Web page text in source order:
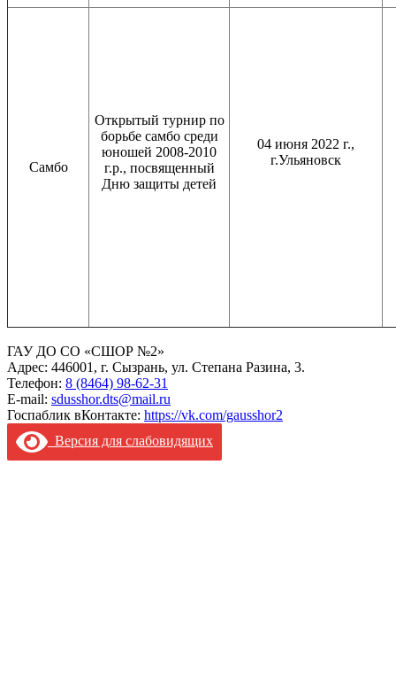
Самбо
Открытый турнир по
борьбе самбо среди
юношей 2008-2010
г.р., посвященный
Дню защиты детей
04 июня 2022 г.,
г.Ульяновск
ГАУ ДО СО «СШОР №2»
Адрес: 446001, г. Сызрань, ул. Степана Разина, 3.
Телефон: 8 (8464) 98-62-31
E-mail: sdusshor.dts@mail.ru
Госпаблик вКонтакте: https://vk.com/gausshor2
Версия для слабовидящих